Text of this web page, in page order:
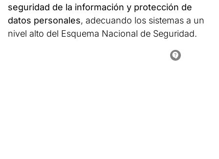
seguridad de la información y protección de
datos personales, adecuando los sistemas a un
nivel alto del Esquema Nacional de Seguridad.